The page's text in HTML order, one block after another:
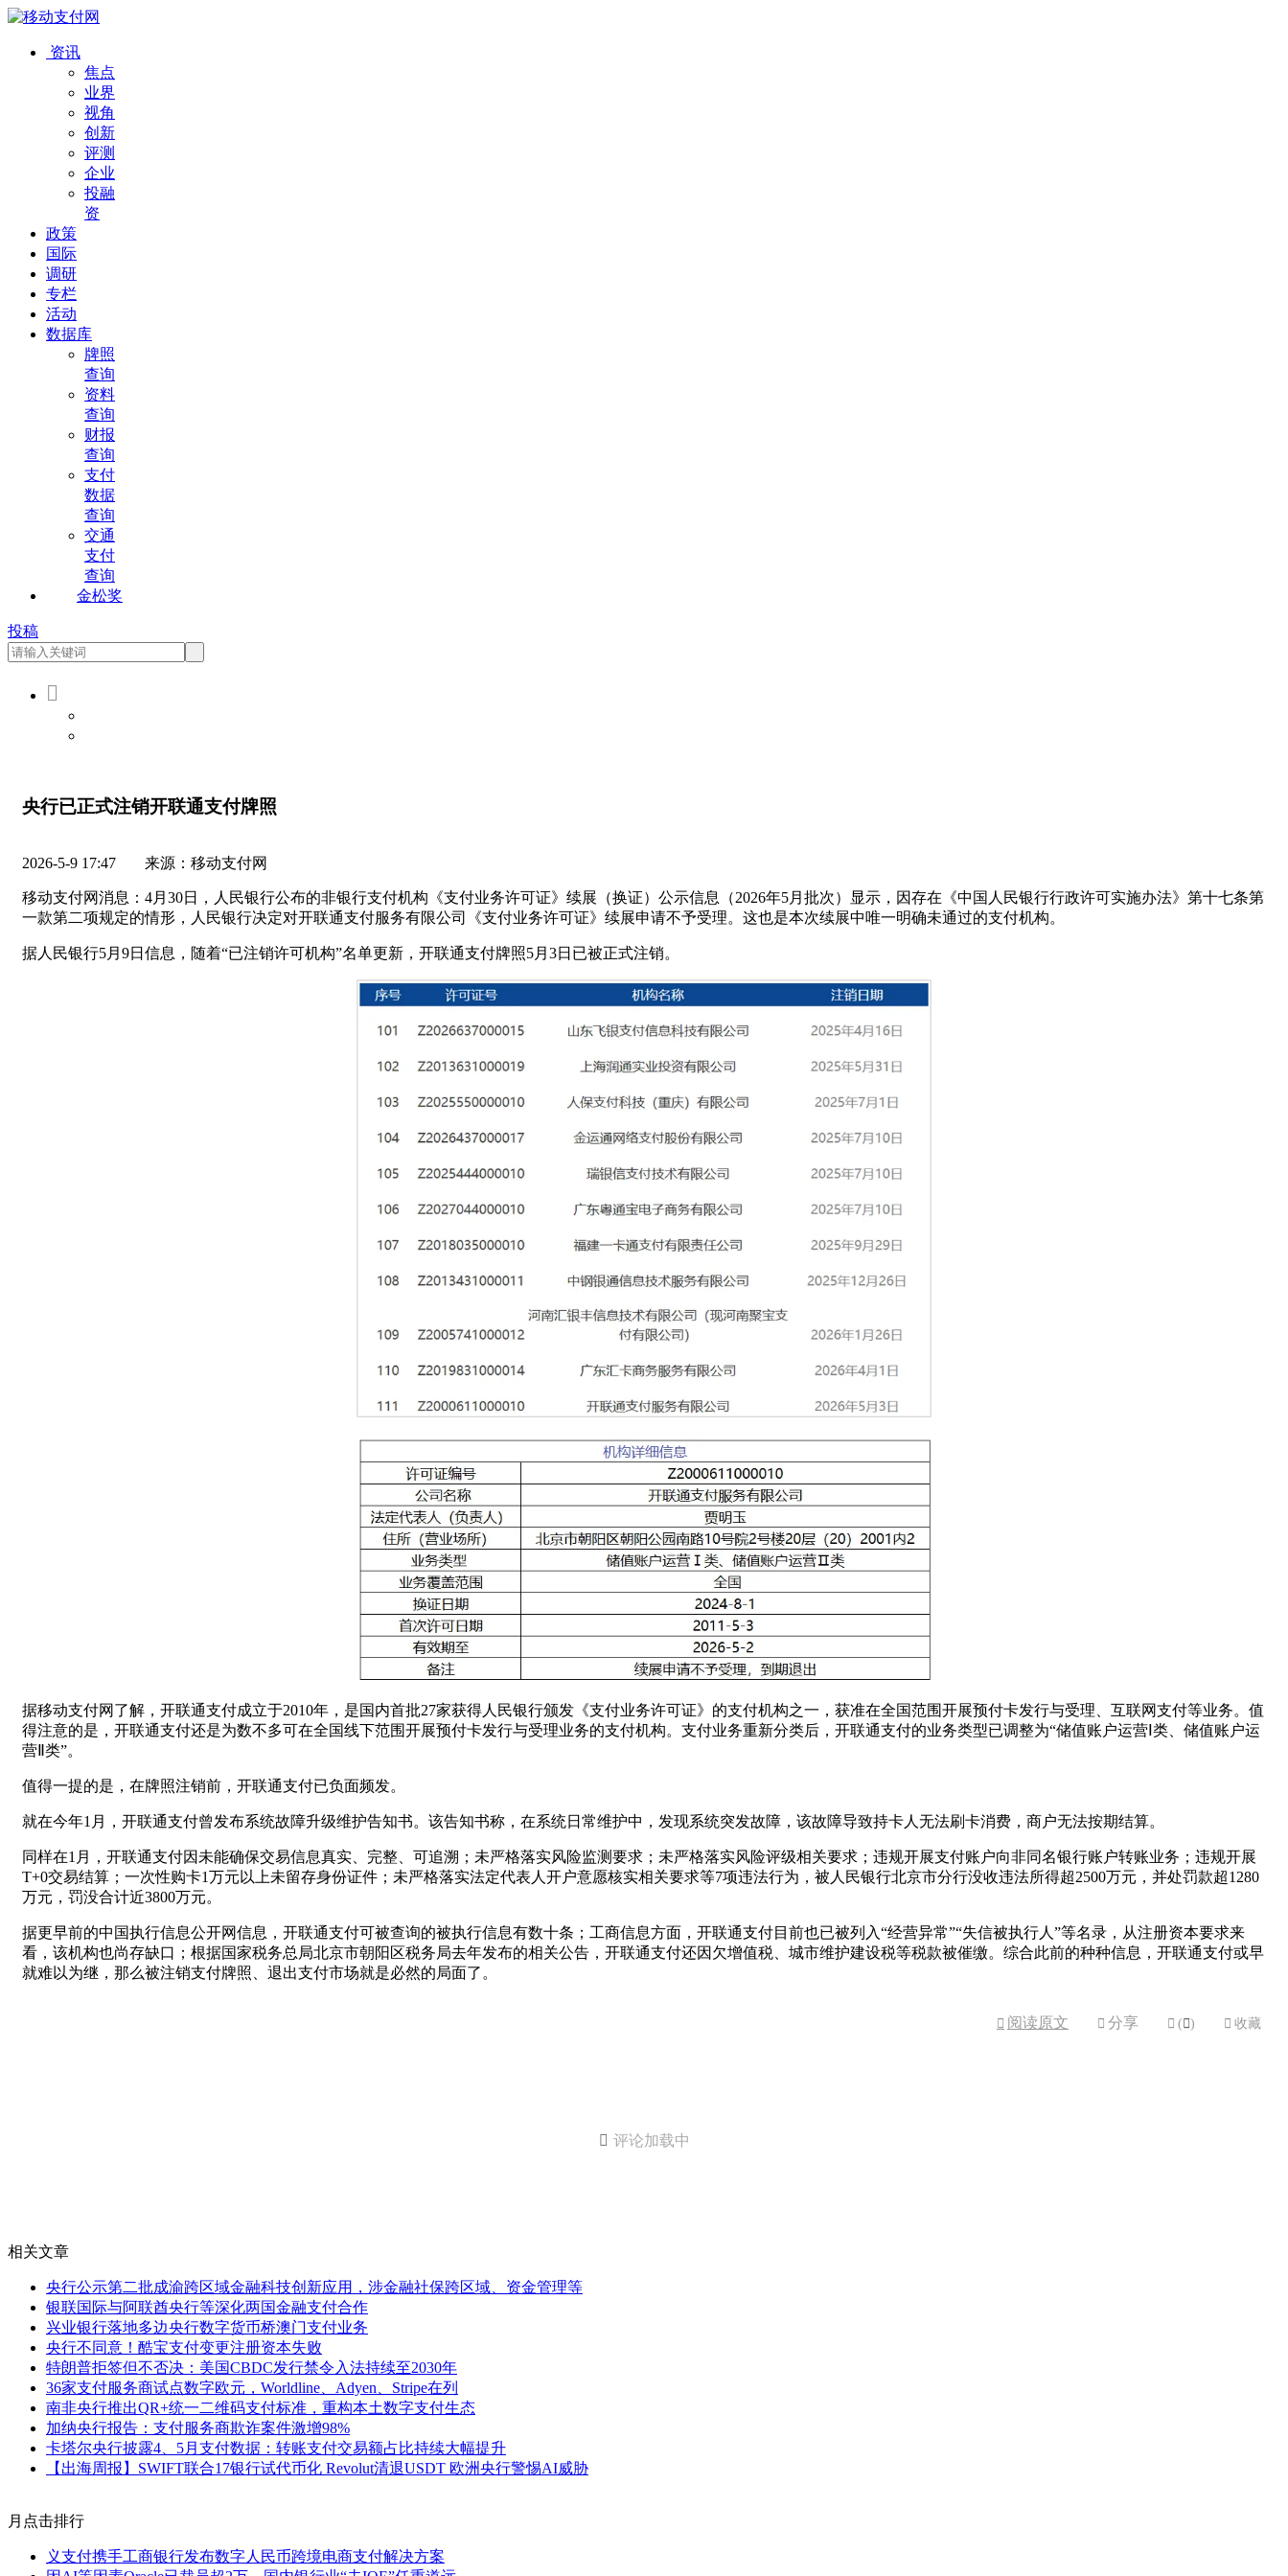
资讯
焦点
业界
视角
创新
评测
企业
投融
资
政策
国际
调研
专栏
活动
数据库
牌照
查询
资料
查询
财报
查询
支付
数据
查询
交通
支付
查询
金松奖
投稿

央行已正式注销开联通支付牌照
2026-5-9 17:47 来源：移动支付网
移动支付网消息：4月30日，人民银行公布的非银行支付机构《支付业务许可证》续展（换证）公示信息（2026年5月批次）显示，因存在《中国人民银行行政许可实施办法》第十七条第
一款第二项规定的情形，人民银行决定对开联通支付服务有限公司《支付业务许可证》续展申请不予受理。这也是本次续展中唯一明确未通过的支付机构。
据人民银行5月9日信息，随着“已注销许可机构”名单更新，开联通支付牌照5月3日已被正式注销。
据移动支付网了解，开联通支付成立于2010年，是国内首批27家获得人民银行颁发《支付业务许可证》的支付机构之一，获准在全国范围开展预付卡发行与受理、互联网支付等业务。值
得注意的是，开联通支付还是为数不多可在全国线下范围开展预付卡发行与受理业务的支付机构。支付业务重新分类后，开联通支付的业务类型已调整为“储值账户运营Ⅰ类、储值账户运
营Ⅱ类”。
值得一提的是，在牌照注销前，开联通支付已负面频发。
就在今年1月，开联通支付曾发布系统故障升级维护告知书。该告知书称，在系统日常维护中，发现系统突发故障，该故障导致持卡人无法刷卡消费，商户无法按期结算。
同样在1月，开联通支付因未能确保交易信息真实、完整、可追溯；未严格落实风险监测要求；未严格落实风险评级相关要求；违规开展支付账户向非同名银行账户转账业务；违规开展
T+0交易结算；一次性购卡1万元以上未留存身份证件；未严格落实法定代表人开户意愿核实相关要求等7项违法行为，被人民银行北京市分行没收违法所得超2500万元，并处罚款超1280
万元，罚没合计近3800万元。
据更早前的中国执行信息公开网信息，开联通支付可被查询的被执行信息有数十条；工商信息方面，开联通支付目前也已被列入“经营异常”“失信被执行人”等名录，从注册资本要求来
看，该机构也尚存缺口；根据国家税务总局北京市朝阳区税务局去年发布的相关公告，开联通支付还因欠增值税、城市维护建设税等税款被催缴。综合此前的种种信息，开联通支付或早
就难以为继，那么被注销支付牌照、退出支付市场就是必然的局面了。
 阅读原文  分享  ( )  收藏
 评论加载中
相关文章
央行公示第二批成渝跨区域金融科技创新应用，涉金融社保跨区域、资金管理等
银联国际与阿联酋央行等深化两国金融支付合作
兴业银行落地多边央行数字货币桥澳门支付业务
央行不同意！酷宝支付变更注册资本失败
特朗普拒签但不否决：美国CBDC发行禁令入法持续至2030年
36家支付服务商试点数字欧元，Worldline、Adyen、Stripe在列
南非央行推出QR+统一二维码支付标准，重构本土数字支付生态
加纳央行报告：支付服务商欺诈案件激增98%
卡塔尔央行披露4、5月支付数据：转账支付交易额占比持续大幅提升
【出海周报】SWIFT联合17银行试代币化 Revolut清退USDT 欧洲央行警惕AI威胁
月点击排行
义支付携手工商银行发布数字人民币跨境电商支付解决方案